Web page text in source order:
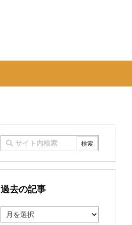
過去の記事
去